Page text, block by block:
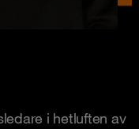
i hetluften av